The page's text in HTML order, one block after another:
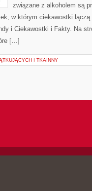
związane z alkoholem są
w którym ciekawostki
i Ciekawostki i Fakty. Na
[…]
I TKAINNY